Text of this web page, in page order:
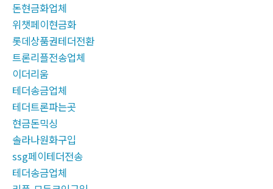
돈현금화업체
위챗페이현금화
롯데상품권테더전환
트론리플전송업체
이더리움
테더송금업체
테더트론파는곳
현금돈믹싱
솔라나원화구입
ssg페이테더전송
테더송금업체